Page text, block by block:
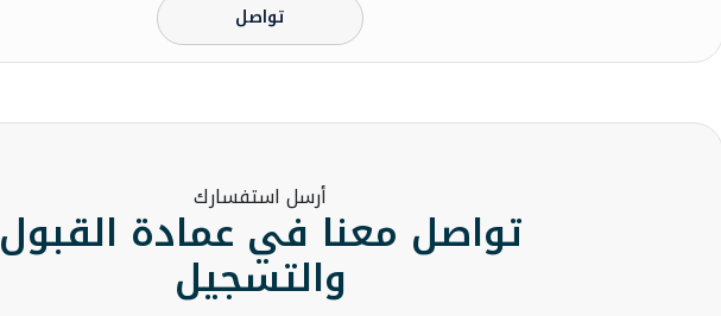
تواصل
أرسل استفسارك
تواصل معنا في عمادة القبول
والتسجيل